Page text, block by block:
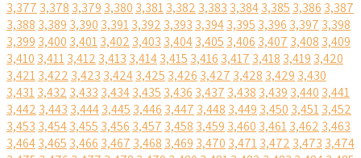
3,377 3,378 3,379 3,380 3,3813,382 3,383 3,3843,385 3,386 3,387
3,388 3,389 3,390 3,3913,392 3,393 3,3943,395 3,396 3,397 3,398
3,399 3,400 3,4013,402 3,403 3,4043,405 3,406 3,407 3,408 3,409
3,410 3,4113,412 3,413 3,4143,415 3,416 3,417 3,418 3,419 3,420
3,4213,422 3,423 3,4243,425 3,426 3,427 3,428 3,429 3,430
3,4313,432 3,433 3,4343,435 3,436 3,437 3,438 3,439 3,440 3,441
3,442 3,443 3,4443,445 3,446 3,447 3,448 3,449 3,450 3,4513,452
3,453 3,4543,455 3,456 3,457 3,458 3,459 3,460 3,4613,462 3,463
3,4643,465 3,466 3,467 3,468 3,469 3,470 3,4713,472 3,473 3,474